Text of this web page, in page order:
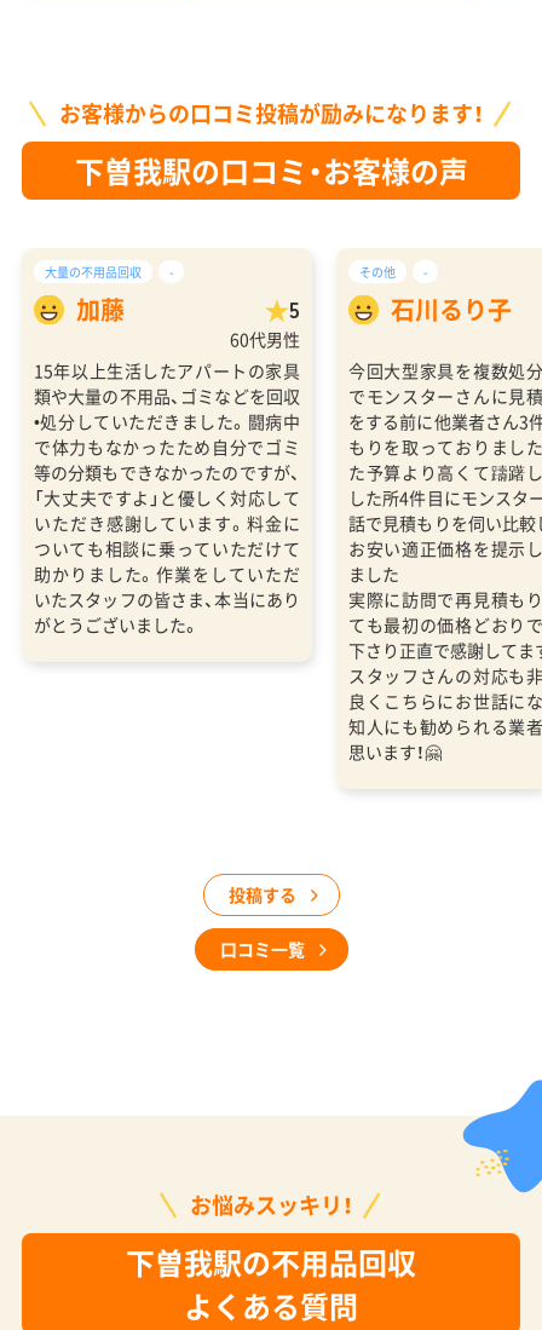
お客様からの口コミ投稿が励みになります！
下曽我駅の口コミ・お客様の声
大量の不用品回収 -
加藤 5
60代男性
15年以上生活したアパートの家具
類や大量の不用品、ゴミなどを回収
•処分していただきました。闘病中
で体力もなかったため自分でゴミ
等の分類もできなかったのですが、
「大丈夫ですよ」と優しく対応して
いただき感謝しています。料金に
ついても相談に乗っていただけて
助かりました。作業をしていただ
いたスタッフの皆さま、本当にあり
がとうございました。
その他 -
石川るり子
今回大型家具を複数処
でモンスターさんに見
をする前に他業者さん3
もりを取っておりまし
た予算より高くて躊躇
した所4件目にモンスタ
話で見積もりを伺い比
お安い適正価格を提示
ました
実際に訪問で再見積も
ても最初の価格どおり
下さり正直で感謝してま
スタッフさんの対応も
良くこちらにお世話に
知人にも勧められる業
思います！🤗
投稿する
口コミ一覧
お悩みスッキリ！
下曽我駅の不用品回収
よくある質問